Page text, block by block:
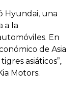
Hyundai, una
a la
En
de Asia
asiáticos”,
Motors.